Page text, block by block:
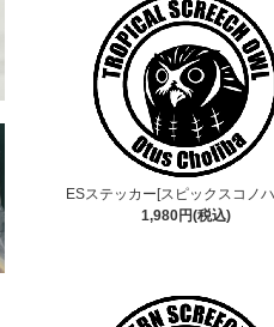
ESステッカー[スピックスコノ
1,980円(税込)